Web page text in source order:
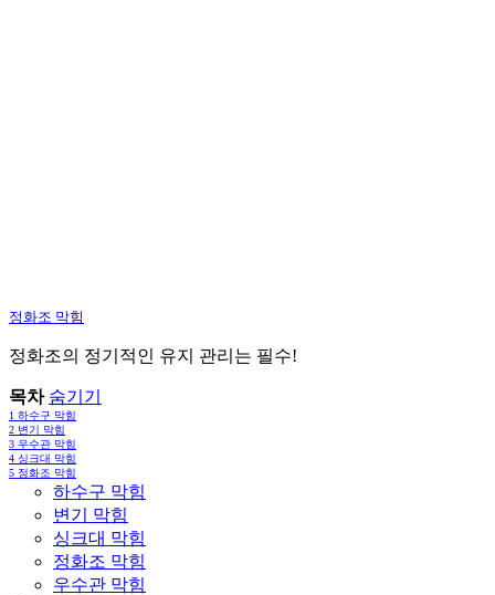
정화조 막힘
정화조의 정기적인 유지 관리는 필수!
목차 숨기기
1 하수구 막힘
2 변기 막힘
3 우수관 막힘
4 싱크대 막힘
5 정화조 막힘
하수구 막힘
변기 막힘
싱크대 막힘
정화조 막힘
우수관 막힘